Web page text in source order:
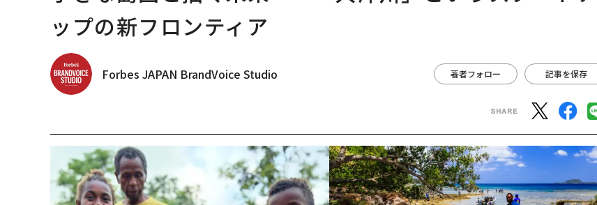
ップの新フロンティア
Forbes JAPAN BrandVoice Studio 著者フォロー 記事を保存